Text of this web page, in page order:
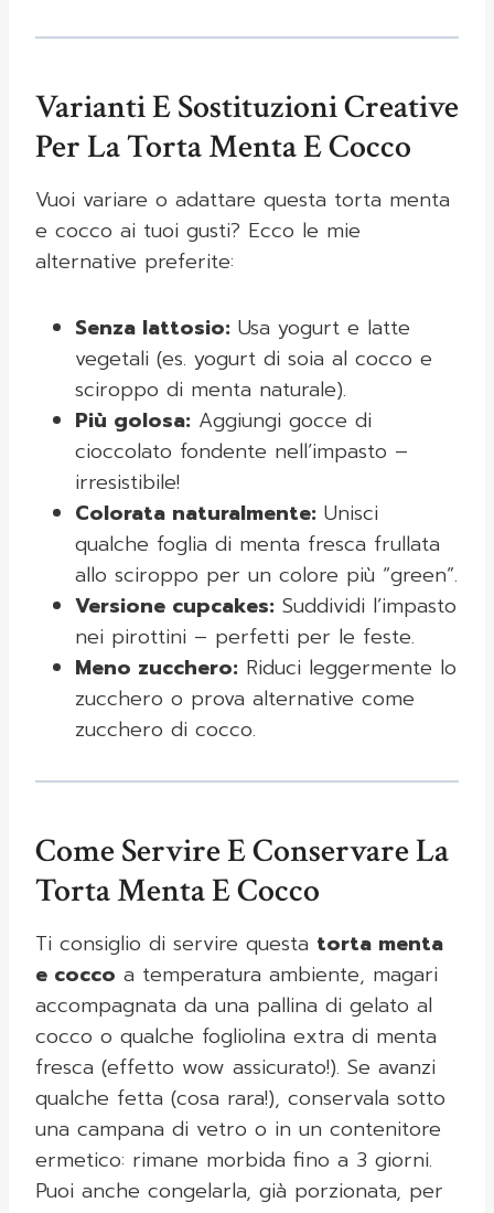
Varianti E Sostituzioni Creative
Per La Torta Menta E Cocco
Vuoi variare o adattare questa torta menta
e cocco ai tuoi gusti? Ecco le mie
alternative preferite:
Senza lattosio: Usa yogurt e latte
vegetali (es. yogurt di soia al cocco e
sciroppo di menta naturale).
Più golosa: Aggiungi gocce di
cioccolato fondente nell’impasto –
irresistibile!
Colorata naturalmente: Unisci
qualche foglia di menta fresca frullata
allo sciroppo per un colore più “green”.
Versione cupcakes: Suddividi l’impasto
nei pirottini – perfetti per le feste.
Meno zucchero: Riduci leggermente lo
zucchero o prova alternative come
zucchero di cocco.
Come Servire E Conservare La
Torta Menta E Cocco
Ti consiglio di servire questa torta menta
e cocco a temperatura ambiente, magari
accompagnata da una pallina di gelato al
cocco o qualche fogliolina extra di menta
fresca (effetto wow assicurato!). Se avanzi
qualche fetta (cosa rara!), conservala sotto
una campana di vetro o in un contenitore
ermetico: rimane morbida fino a 3 giorni.
Puoi anche congelarla, già porzionata, per